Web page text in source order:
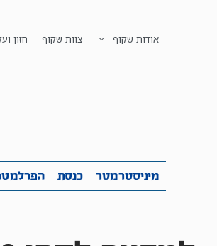
אודות שקוף צוות שקוף חזון
מיניסטרמטר כנסת
מיניסטרמטר